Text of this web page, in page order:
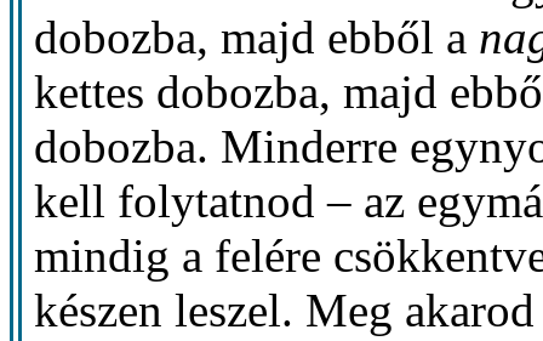
dobozba, majd ebből a
kettes dobozba, majd
dobozba. Minderre
kell folytatnod – az
mindig a felére
készen leszel. Meg